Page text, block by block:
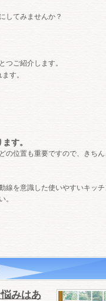
してみませんか？
つご紹介します。
す。
す。
の位置も重要ですので、きち
線を意識した使いやすいキッ
。
みはあ